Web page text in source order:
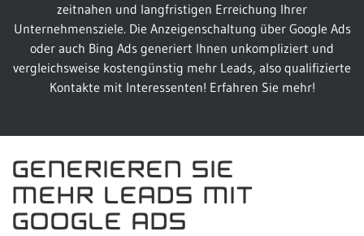
zeitnahen und langfristigen Erreichung Ihrer
Unternehmensziele. Die Anzeigenschaltung über Google Ads
oder auch Bing Ads generiert Ihnen unkompliziert und
vergleichsweise kostengünstig mehr Leads, also qualifizierte
Kontakte mit Interessenten! Erfahren Sie mehr!
GENERIEREN SIE
MEHR LEADS MIT
GOOGLE ADS